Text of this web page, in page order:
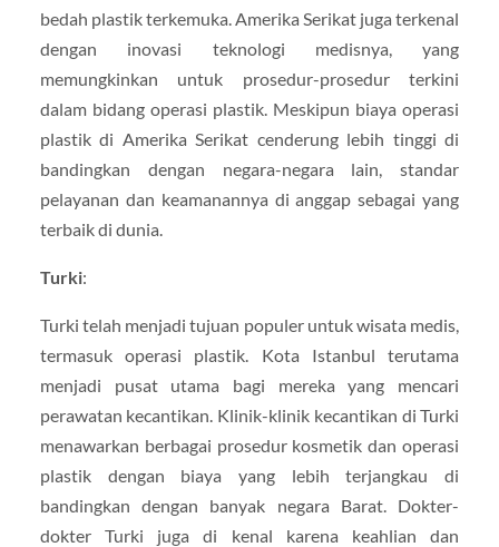
bedah plastik terkemuka. Amerika Serikat juga terkenal
dengan inovasi teknologi medisnya, yang
memungkinkan untuk prosedur-prosedur terkini
dalam bidang operasi plastik. Meskipun biaya operasi
plastik di Amerika Serikat cenderung lebih tinggi di
bandingkan dengan negara-negara lain, standar
pelayanan dan keamanannya di anggap sebagai yang
terbaik di dunia.
Turki:
Turki telah menjadi tujuan populer untuk wisata medis,
termasuk operasi plastik. Kota Istanbul terutama
menjadi pusat utama bagi mereka yang mencari
perawatan kecantikan. Klinik-klinik kecantikan di Turki
menawarkan berbagai prosedur kosmetik dan operasi
plastik dengan biaya yang lebih terjangkau di
bandingkan dengan banyak negara Barat. Dokter-
dokter Turki juga di kenal karena keahlian dan